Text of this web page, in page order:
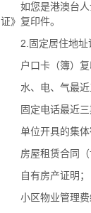
如您是港澳台
证》复印件。
2.固定居住地址
户口卡（簿）复
水、电、气最近
固定电话最近三
单位开具的集体
房屋租赁合同（
自有房产证明；
小区物业管理费